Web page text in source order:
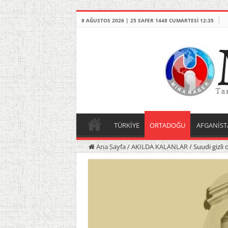
8 AĞUSTOS 2026 | 25 SAFER 1448 CUMARTESI 12:35
TÜRKİYE ORTADOĞU
Ana Sayfa/AKILDA KALANLAR/Suudi gizli